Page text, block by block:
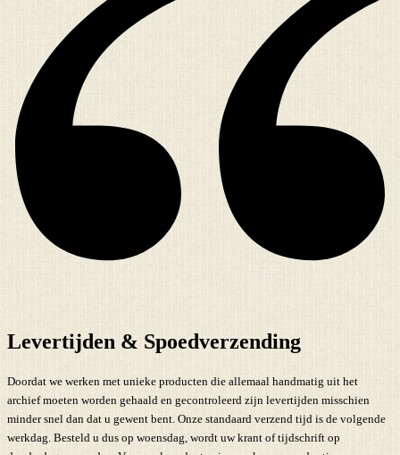
Levertijden & Spoedverzending
Doordat we werken met unieke producten die allemaal handmatig uit het
archief moeten worden gehaald en gecontroleerd zijn levertijden misschien
minder snel dan dat u gewent bent. Onze standaard verzend tijd is de volgende
werkdag. Besteld u dus op woensdag, wordt uw krant of tijdschrift op